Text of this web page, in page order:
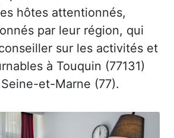
hôtes attentionnés,
par leur région, qui
sur les activités et
à Touquin (77131)
et-Marne (77).